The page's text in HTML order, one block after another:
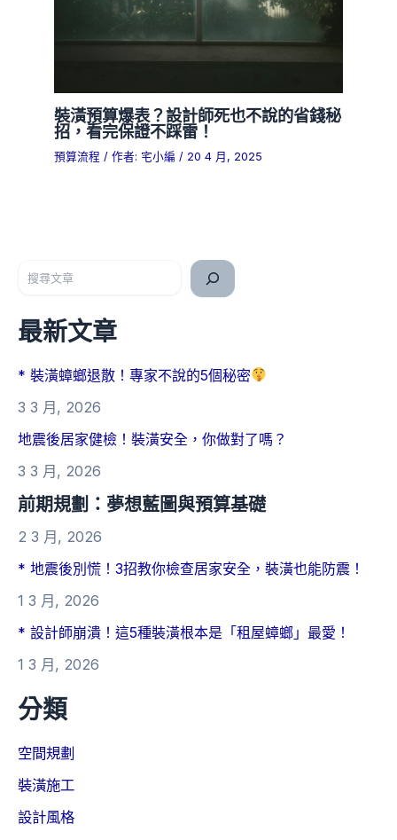
裝潢預算爆表？設計師死也不說的省錢秘
招，看完保證不踩雷！
預算流程 / 作者: 宅小編 / 20 4 月, 2025
最新文章
* 裝潢蟑螂退散！專家不說的5個秘密
3 3 月, 2026
地震後居家健檢！裝潢安全，你做對了嗎？
3 3 月, 2026
前期規劃：夢想藍圖與預算基礎
2 3 月, 2026
* 地震後別慌！3招教你檢查居家安全，裝潢也能防震！
1 3 月, 2026
* 設計師崩潰！這5種裝潢根本是「租屋蟑螂」最愛！
1 3 月, 2026
分類
空間規劃
裝潢施工
設計風格